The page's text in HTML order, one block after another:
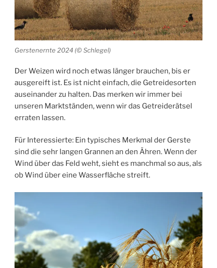
Gerstenernte 2024 (© Schlegel)
Der Weizen wird noch etwas länger brauchen, bis er
ausgereift ist. Es ist nicht einfach, die Getreidesorten
auseinander zu halten. Das merken wir immer bei
unseren Marktständen, wenn wir das Getreiderätsel
erraten lassen.
Für Interessierte: Ein typisches Merkmal der Gerste
sind die sehr langen Grannen an den Ähren. Wenn der
Wind über das Feld weht, sieht es manchmal so aus, als
ob Wind über eine Wasserfläche streift.